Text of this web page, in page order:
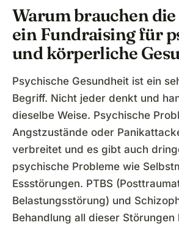
Warum brauchen
ein Fundraising für
und körperliche
Psychische Gesundheit ist ein
Begriff. Nicht jeder denkt und
dieselbe Weise. Psychische
Angstzustände oder
verbreitet und es gibt auch
psychische Probleme wie
Essstörungen. PTBS
Belastungsstörung) und
Behandlung all dieser